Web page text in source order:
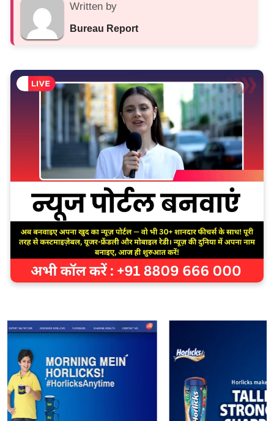
Written by
Bureau Report